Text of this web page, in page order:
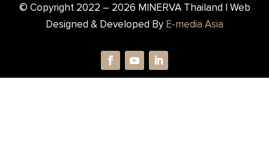
© Copyright 2022 – 2026 MINERVA Thailand | Web
Designed & Developed ByE-media Asia